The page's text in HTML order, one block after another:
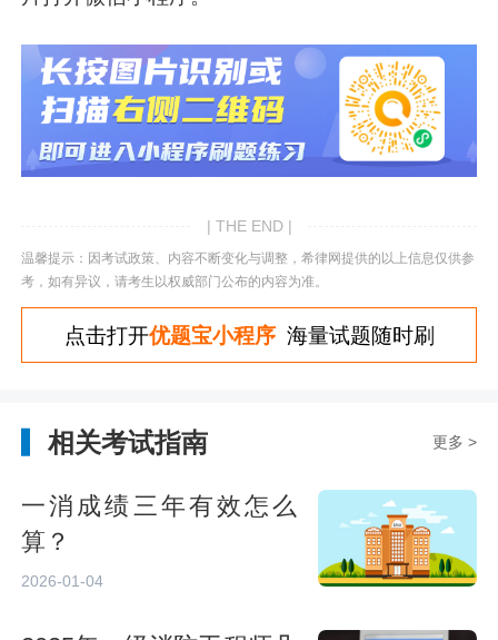
| THE END |
温馨提示：因考试政策、内容不断变化与调整，希律网提供的以上信息仅供参
考，如有异议，请考生以权威部门公布的内容为准。
点击打开优题宝小程序海量试题随时刷
相关考试指南 更多 >
一消成绩三年有效怎么
算？
2026-01-04